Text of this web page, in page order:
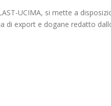
UCIMA, si mette a
di export e dogane redatto